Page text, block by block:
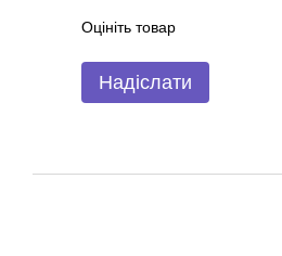
Оцініть товар
Надіслати